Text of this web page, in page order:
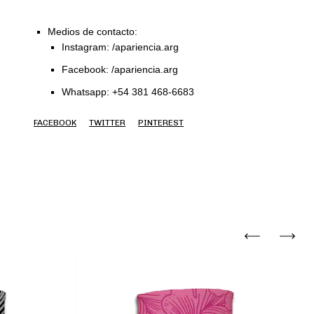
Medios de contacto:
Instagram: /apariencia.arg
Facebook: /apariencia.arg
Whatsapp: +54 381 468-6683
FACEBOOK TWITTER PINTEREST